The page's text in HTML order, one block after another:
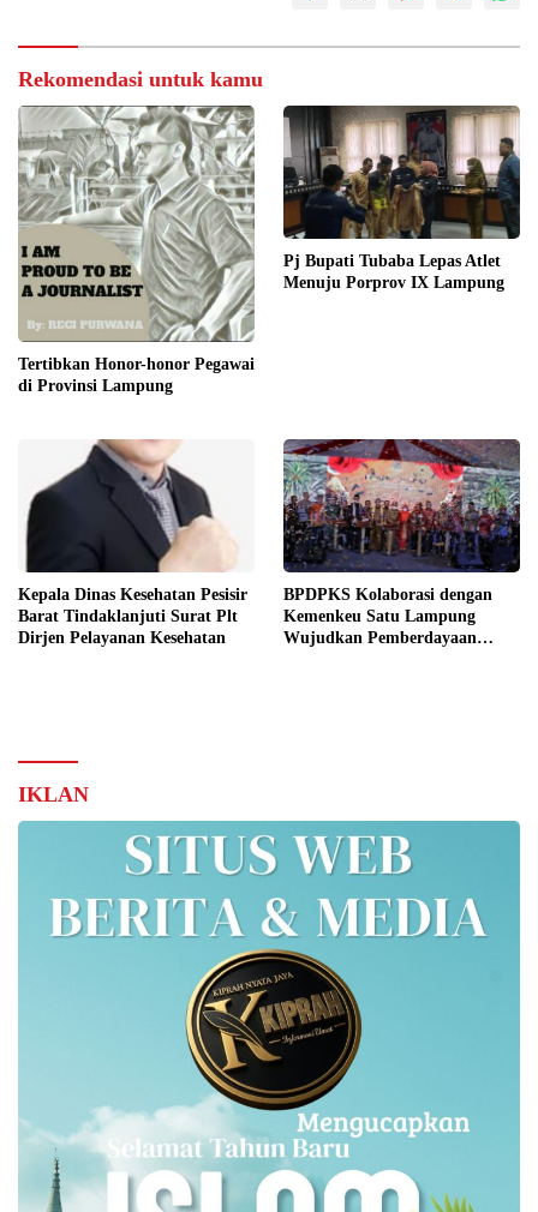
Rekomendasi untuk kamu
Tertibkan Honor-honor Pegawai
di Provinsi Lampung
Pj Bupati Tubaba Lepas Atlet
Menuju Porprov IX Lampung
Kepala Dinas Kesehatan Pesisir
Barat Tindaklanjuti Surat Plt
Dirjen Pelayanan Kesehatan
BPDPKS Kolaborasi dengan
Kemenkeu Satu Lampung
Wujudkan Pemberdayaan
IKLAN